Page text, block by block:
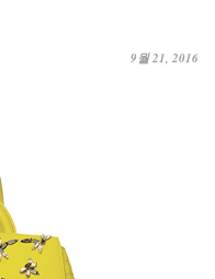
9월 21, 2016